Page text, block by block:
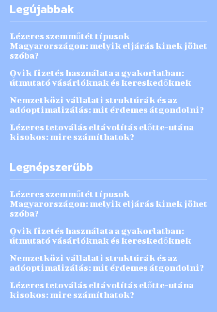
Legújabbak
Lézeres szemműtét típusok
Magyarországon: melyik eljárás kinek jöhet
szóba?
Qvik fizetés használata a gyakorlatban:
útmutató vásárlóknak és kereskedőknek
Nemzetközi vállalati struktúrák és az
adóoptimalizálás: mit érdemes átgondolni?
Lézeres tetoválás eltávolítás előtte-utána
kisokos: mire számíthatok?
Legnépszerűbb
Lézeres szemműtét típusok
Magyarországon: melyik eljárás kinek jöhet
szóba?
Qvik fizetés használata a gyakorlatban:
útmutató vásárlóknak és kereskedőknek
Nemzetközi vállalati struktúrák és az
adóoptimalizálás: mit érdemes átgondolni?
Lézeres tetoválás eltávolítás előtte-utána
kisokos: mire számíthatok?